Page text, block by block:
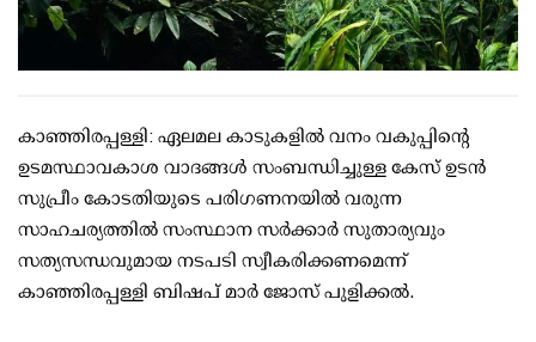
കാഞ്ഞിരപ്പള്ളി: ഏലമല കാടുകളില്‍ വനം വകുപ്പിന്റെ
ഉടമസ്ഥാവകാശ വാദങ്ങള്‍ സംബന്ധിച്ചുള്ള കേസ് ഉടന്‍
സുപ്രീം കോടതിയുടെ പരിഗണനയില്‍ വരുന്ന
സാഹചര്യത്തില്‍ സംസ്ഥാന സര്‍ക്കാര്‍ സുതാര്യവും
സത്യസന്ധവുമായ നടപടി സ്വീകരിക്കണമെന്ന്
കാഞ്ഞിരപ്പള്ളി ബിഷപ് മാര്‍ ജോസ് പുളിക്കല്‍.